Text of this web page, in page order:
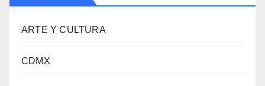
ARTE Y CULTURA
CDMX